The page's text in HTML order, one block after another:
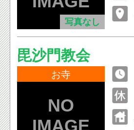
写真なし
毘沙門教会
お寺